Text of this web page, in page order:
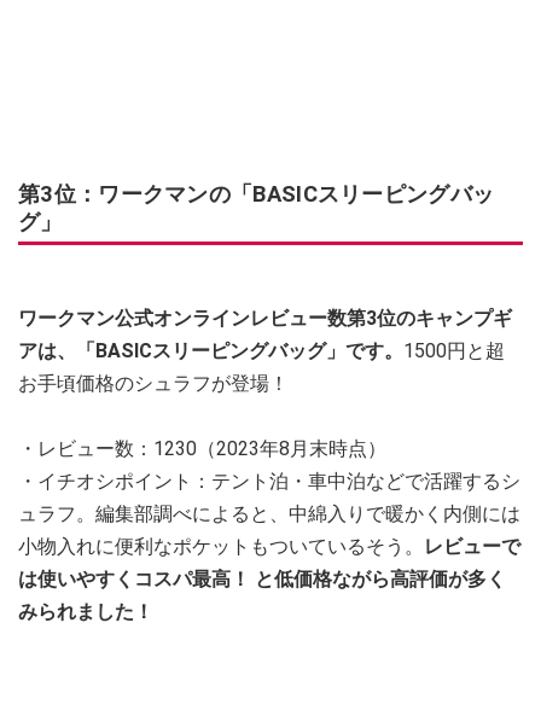
第3位：ワークマンの「BASICスリーピングバッ
グ」
ワークマン公式オンラインレビュー数第3位のキャンプギ
アは、「BASICスリーピングバッグ」です。 1500円と超
お手頃価格のシュラフが登場！
・レビュー数：1230（2023年8月末時点）
・イチオシポイント：テント泊・車中泊などで活躍するシ
ュラフ。編集部調べによると、中綿入りで暖かく内側には
小物入れに便利なポケットもついているそう。
レビューで
は使いやすくコスパ最高！ と低価格ながら高評価が多く
みられました！